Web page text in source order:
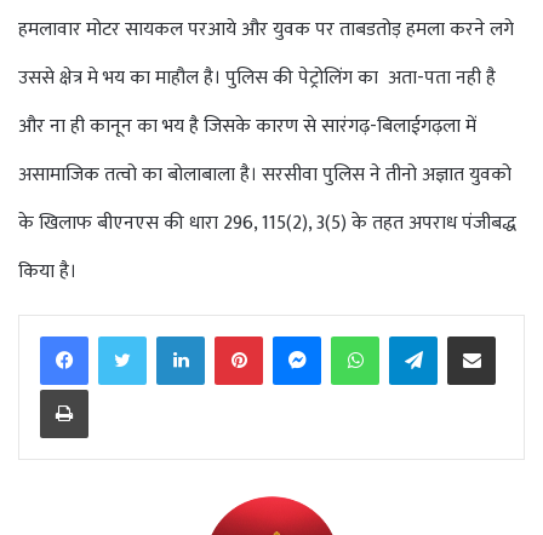
हमलावार मोटर सायकल परआये और युवक पर ताबडतोड़ हमला करने लगे
उससे क्षेत्र मे भय का माहौल है। पुलिस की पेट्रोलिंग का अता-पता नही है
और ना ही कानून का भय है जिसके कारण से सारंगढ़-बिलाईगढ़ला में
असामाजिक तत्वो का बोलाबाला है। सरसीवा पुलिस ने तीनो अज्ञात युवको
के खिलाफ बीएनएस की धारा 296, 115(2), 3(5) के तहत अपराध पंजीबद्ध
किया है।
FacebookTwitterLinkedInPinterestMessengerWhatsAppTelegramShare via Email
Print